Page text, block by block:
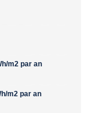
m2 par an
m2 par an